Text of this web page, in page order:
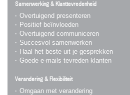
Samenwerking & Klanttevredenheid
Overtuigend presenteren
Positief beïnvloeden
Overtuigend communiceren
Succesvol samenwerken
Haal het beste uit je gesprekken
Goede e-mails tevreden klanten
Verandering & Flexibiliteit
Omgaan met verandering